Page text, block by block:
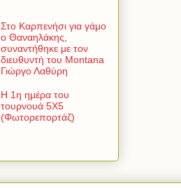
Στο Καρπενήσι για γάμο
ο Θαναηλάκης,
συναντήθηκε με τον
διευθυντή του Montana
Γιώργο Λαθύρη
Η 1η ημέρα του
τουρνουά 5Χ5
(Φωτορεπορτάζ)